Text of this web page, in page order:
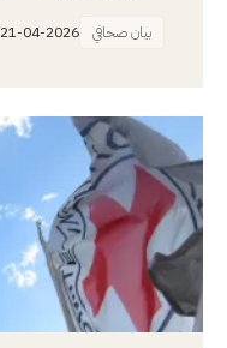
بيان صحافي 21-04-2026